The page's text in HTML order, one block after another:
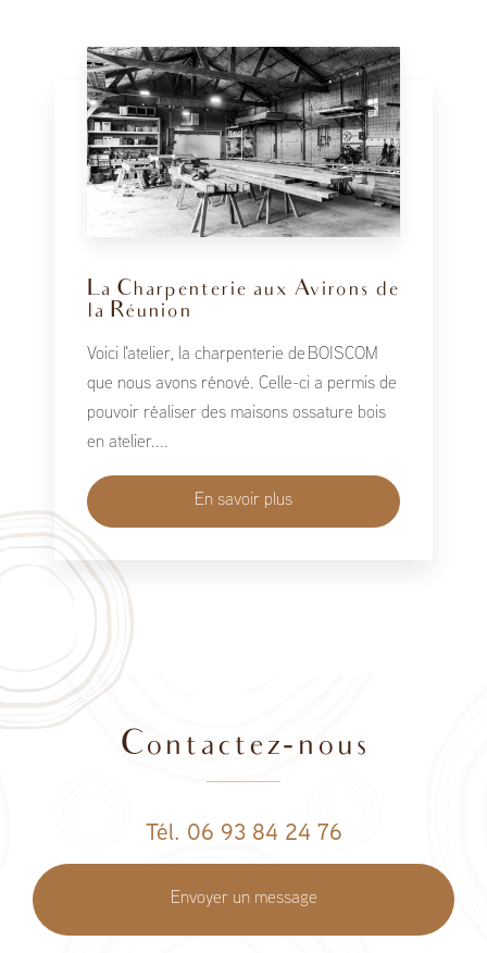
La Charpenterie aux Avirons de
la Réunion
Voici l'atelier, la charpenterie de BOISCOM
que nous avons rénové. Celle-ci a permis de
pouvoir réaliser des maisons ossature bois
en atelier....
En savoir plus
Contactez-nous
Tél. 06 93 84 24 76
Envoyer un message